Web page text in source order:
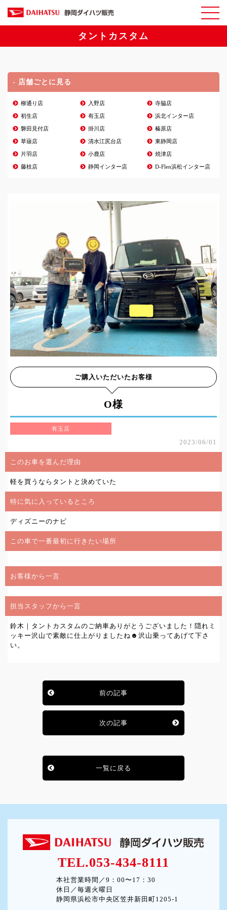
タントカスタム
- 店舗ごとに見る
柳通り店 入野店 寺脇店
初生店 有玉店 浜北インター店
磐田見付店 掛川店 榛原店
草薙店 清水江尻台店 東静岡店
片羽店 小鹿店 焼津店
藤枝店 静岡インター店 D-Flen浜松インター店
ご購入いただいたお客様
O様
有玉店
2023/06/01
このお車を選んだ理由
軽を買うならタントと決めていた
特に気に入っているところ
ディズニーのナビ
この車で一番最初に行きたい場所
お客様から一言
担当スタッフから一言
鈴木｜タントカスタムのご納車ありがとうございました！隠れミ
ッキー沢山で素敵に仕上がりましたね☻沢山乗ってあげて下さ
い。
前の記事
次の記事
一覧に戻る
TEL.053-434-8111
本社営業時間／9：00〜17：30
休日／毎週火曜日
静岡県浜松市中央区笠井新田町1205-1